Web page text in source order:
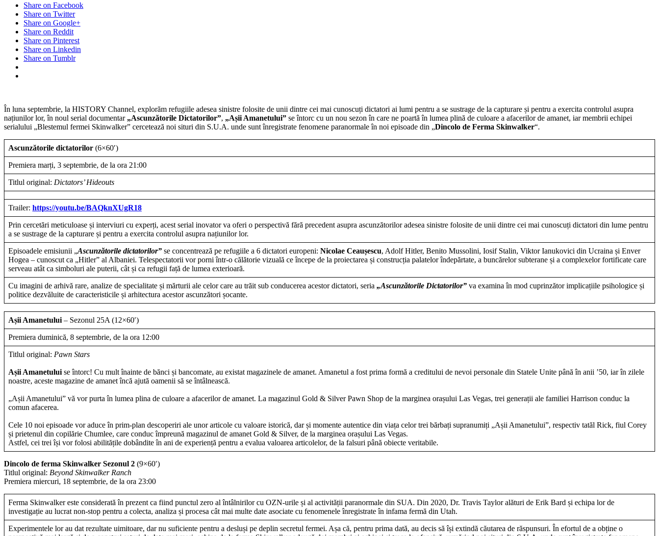
septembrie
la
History
Channel.
„Ascunzătorile
Dictatorilor”
și „Așii
Share on Facebook
Share on Twitter
Share on Google+
Share on Reddit
Share on Pinterest
Share on Linkedin
Share on Tumblr
În luna septembrie, la HISTORY Channel, explorăm refugiile adesea sinistre folosite de unii dintre cei mai cunoscuți dictatori ai lumi pentru a se sustrage de la capturare și pentru a exercita controlul asupra
națiunilor lor, în noul serial documentar „Ascunzătorile Dictatorilor”, „Așii Amanetului” se întorc cu un nou sezon în care ne poartă în lumea plină de culoare a afacerilor de amanet, iar membrii echipei
serialului „Blestemul fermei Skinwalker” cercetează noi situri din S.U.A. unde sunt înregistrate fenomene paranormale în noi episoade din „Dincolo de Ferma Skinwalker“.
Ascunzătorile dictatorilor (6×60′)
Premiera marți, 3 septembrie, de la ora 21:00
Titlul original: Dictators’ Hideouts
Trailer: https://youtu.be/BAQknXUgR18
Prin cercetări meticuloase și interviuri cu experți, acest serial inovator va oferi o perspectivă fără precedent asupra ascunzătorilor adesea sinistre folosite de unii dintre cei mai cunoscuți dictatori din lume pentru
a se sustrage de la capturare și pentru a exercita controlul asupra națiunilor lor.
Episoadele emisiunii „Ascunzătorile dictatorilor” se concentrează pe refugiile a 6 dictatori europeni: Nicolae Ceaușescu, Adolf Hitler, Benito Mussolini, Iosif Stalin, Viktor Ianukovici din Ucraina și Enver
Hogea – cunoscut ca „Hitler” al Albaniei. Telespectatorii vor porni într-o călătorie vizuală ce începe de la proiectarea și construcția palatelor îndepărtate, a buncărelor subterane și a complexelor fortificate care
serveau atât ca simboluri ale puterii, cât și ca refugii față de lumea exterioară.
Cu imagini de arhivă rare, analize de specialitate și mărturii ale celor care au trăit sub conducerea acestor dictatori, seria „Ascunzătorile Dictatorilor” va examina în mod cuprinzător implicațiile psihologice și
politice dezvăluite de caracteristicile și arhitectura acestor ascunzători șocante.
Așii Amanetului – Sezonul 25A (12×60′)
Premiera duminică, 8 septembrie, de la ora 12:00
Titlul original: Pawn Stars
Așii Amanetului se întorc! Cu mult înainte de bănci și bancomate, au existat magazinele de amanet. Amanetul a fost prima formă a creditului de nevoi personale din Statele Unite până în anii ’50, iar în zilele
noastre, aceste magazine de amanet încă ajută oamenii să se întâlnească.
„Așii Amanetului” vă vor purta în lumea plina de culoare a afacerilor de amanet. La magazinul Gold & Silver Pawn Shop de la marginea orașului Las Vegas, trei generații ale familiei Harrison conduc la
comun afacerea.
Cele 10 noi episoade vor aduce în prim-plan descoperiri ale unor articole cu valoare istorică, dar și momente autentice din viața celor trei bărbați supranumiți „Așii Amanetului”, respectiv tatăl Rick, fiul Corey
și prietenul din copilărie Chumlee, care conduc împreună magazinul de amanet Gold & Silver, de la marginea orașului Las Vegas.
Astfel, cei trei își vor folosi abilitățile dobândite în ani de experiență pentru a evalua valoarea articolelor, de la falsuri până obiecte veritabile.
Dincolo de ferma Skinwalker Sezonul 2 (9×60′)
Titlul original: Beyond Skinwalker Ranch
Premiera miercuri, 18 septembrie, de la ora 23:00
Ferma Skinwalker este considerată în prezent ca fiind punctul zero al întâlnirilor cu OZN-urile și al activității paranormale din SUA. Din 2020, Dr. Travis Taylor alături de Erik Bard și echipa lor de
investigație au lucrat non-stop pentru a colecta, analiza și procesa cât mai multe date asociate cu fenomenele înregistrate în infama fermă din Utah.
Experimentele lor au dat rezultate uimitoare, dar nu suficiente pentru a desluși pe deplin secretul fermei. Așa că, pentru prima dată, au decis să își extindă căutarea de răspunsuri. În efortul de a obține o